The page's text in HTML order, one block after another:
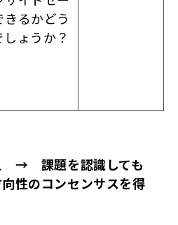
るかどう
ょうか？
→ 課題を認識しても
のコンセンサスを得